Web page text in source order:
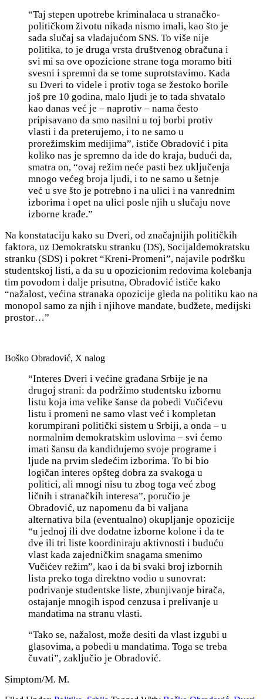
“Taj stepen upotrebe kriminalaca u stranačko-
političkom životu nikada nismo imali, kao što je
sada slučaj sa vladajućom SNS. To više nije
politika, to je druga vrsta društvenog obračuna i
svi mi sa ove opozicione strane toga moramo biti
svesni i spremni da se tome suprotstavimo. Kada
su Dveri to videle i protiv toga se žestoko borile
još pre 10 godina, malo ljudi je to tada shvatalo
kao danas već je – naprotiv – nama često
pripisavano da smo nasilni u toj borbi protiv
vlasti i da preterujemo, i to ne samo u
prorežimskim medijima”, ističe Obradović i pita
koliko nas je spremno da ide do kraja, budući da,
smatra on, “ovaj režim neće pasti bez uključenja
mnogo većeg broja ljudi, i to ne samo u šetnje
već u sve što je potrebno i na ulici i na vanrednim
izborima i opet na ulici posle njih u slučaju nove
izborne krađe.”
Na konstataciju kako su Dveri, od značajnijih političkih
faktora, uz Demokratsku stranku (DS), Socijaldemokratsku
stranku (SDS) i pokret “Kreni-Promeni”, najavile podršku
studentskoj listi, a da su u opozicionim redovima kolebanja
tim povodom i dalje prisutna, Obradović ističe kako
“nažalost, većina stranaka opozicije gleda na politiku kao na
monopol samo za njih i njihove mandate, budžete, medijski
prostor…”
Boško Obradović, X nalog
“Interes Dveri i većine građana Srbije je na
drugoj strani: da podržimo studentsku izbornu
listu koja ima velike šanse da pobedi Vučićevu
listu i promeni ne samo vlast već i kompletan
korumpirani politički sistem u Srbiji, a onda – u
normalnim demokratskim uslovima – svi ćemo
imati šansu da kandidujemo svoje programe i
ljude na prvim sledećim izborima. To bi bio
logičan interes opšteg dobra za svakoga u
politici, ali mnogi nisu tu zbog toga već zbog
ličnih i stranačkih interesa”, poručio je
Obradović, uz napomenu da bi valjana
alternativa bila (eventualno) okupljanje opozicije
“u jednoj ili dve dodatne izborne kolone i da te
dve ili tri liste koordiniraju aktivnosti i buduću
vlast kada zajedničkim snagama smenimo
Vučićev režim”, kao i da bi svaki broj izbornih
lista preko toga direktno vodio u sunovrat:
podrivanje studentske liste, zbunjivanje birača,
ostajanje mnogih ispod cenzusa i prelivanje u
mandatima na stranu vlasti.
“Tako se, nažalost, može desiti da vlast izgubi u
glasovima, a pobedi u mandatima. Toga se treba
čuvati”, zaključio je Obradović.
Simptom/M. M.